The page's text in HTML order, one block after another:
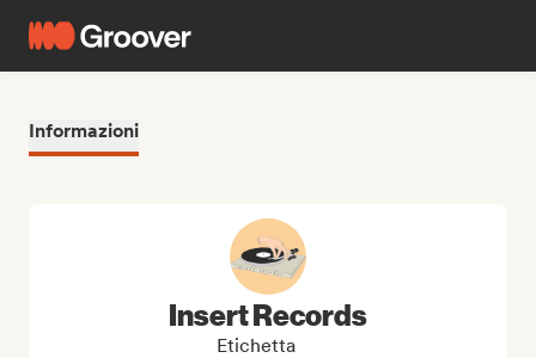
Informazioni
Insert Records
Etichetta